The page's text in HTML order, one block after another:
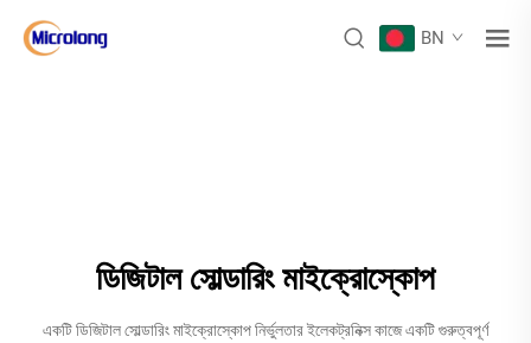
BN
ডিজিটাল সোল্ডারিং মাইক্রোস্কোপ
একটি ডিজিটাল সোল্ডারিং মাইক্রোস্কোপ নির্ভুলতার ইলেকট্রনিক্স কাজে একটি গুরুত্বপূর্ণ